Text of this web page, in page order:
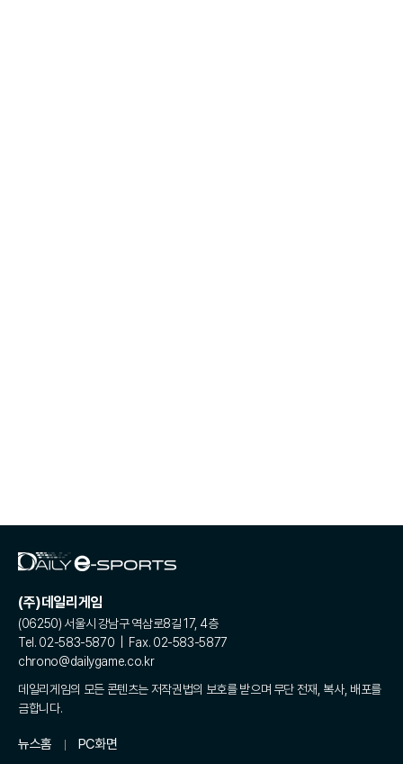
(주)데일리게임
(06250) 서울시 강남구 역삼로8길 17, 4층
Tel. 02-583-5870 | Fax. 02-583-5877
chrono@dailygame.co.kr
데일리게임의 모든 콘텐츠는 저작권법의 보호를 받으며 무단 전재, 복사, 배포를
금합니다.
뉴스홈 PC화면